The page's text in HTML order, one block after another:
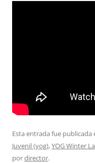
Esta entrada fue publicada
Juvenil (yog),YOG Winter
pordirector.